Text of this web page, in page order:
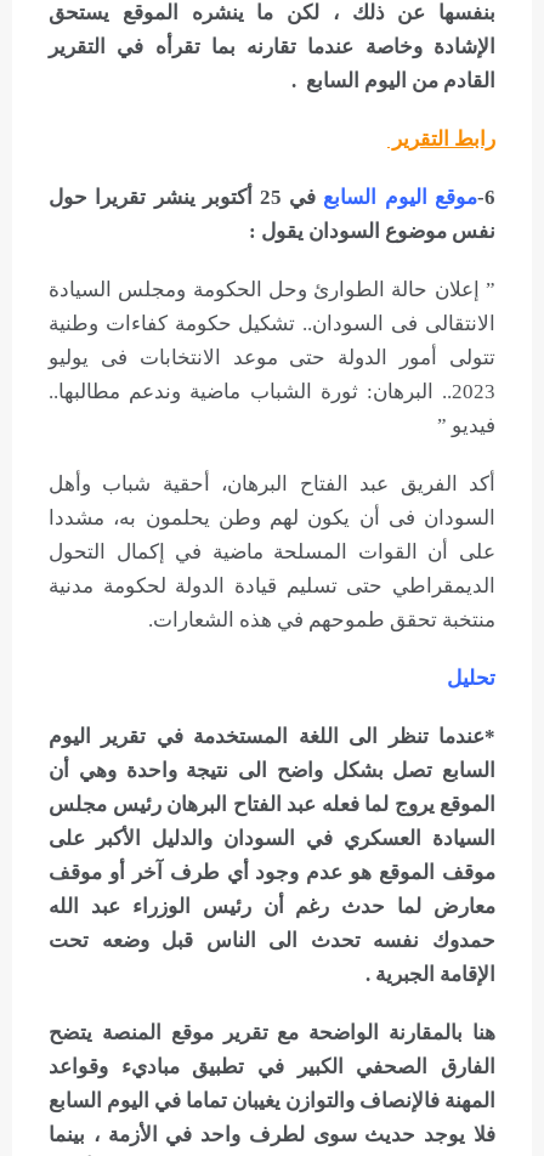
بنفسها عن ذلك ، لكن ما ينشره الموقع يستحق
الإشادة وخاصة عندما تقارنه بما تقرأه في التقرير
القادم من اليوم السابع .
رابط التقرير
6- موقع اليوم السابع
في 25 أكتوبر ينشر تقريرا حول
نفس موضوع السودان يقول :
” إعلان حالة الطوارئ وحل الحكومة ومجلس السيادة
الانتقالى فى السودان.. تشكيل حكومة كفاءات وطنية
تتولى أمور الدولة حتى موعد الانتخابات فى يوليو
2023.. البرهان: ثورة الشباب ماضية وندعم مطالبها..
فيديو ”
أكد الفريق عبد الفتاح البرهان، أحقية شباب وأهل
السودان فى أن يكون لهم وطن يحلمون به، مشددا
على أن القوات المسلحة ماضية في إكمال التحول
الديمقراطي حتى تسليم قيادة الدولة لحكومة مدنية
منتخبة تحقق طموحهم في هذه الشعارات.
تحليل
*عندما تنظر الى اللغة المستخدمة في تقرير اليوم
السابع تصل بشكل واضح الى نتيجة واحدة وهي أن
الموقع يروج لما فعله عبد الفتاح البرهان رئيس مجلس
السيادة العسكري في السودان والدليل الأكبر على
موقف الموقع هو عدم وجود أي طرف آخر أو موقف
معارض لما حدث رغم أن رئيس الوزراء عبد الله
حمدوك نفسه تحدث الى الناس قبل وضعه تحت
الإقامة الجبرية .
هنا بالمقارنة الواضحة مع تقرير موقع المنصة يتضح
الفارق الصحفي الكبير في تطبيق مباديء وقواعد
المهنة فالإنصاف والتوازن يغيبان تماما في اليوم السابع
فلا يوجد حديث سوى لطرف واحد في الأزمة ، بينما